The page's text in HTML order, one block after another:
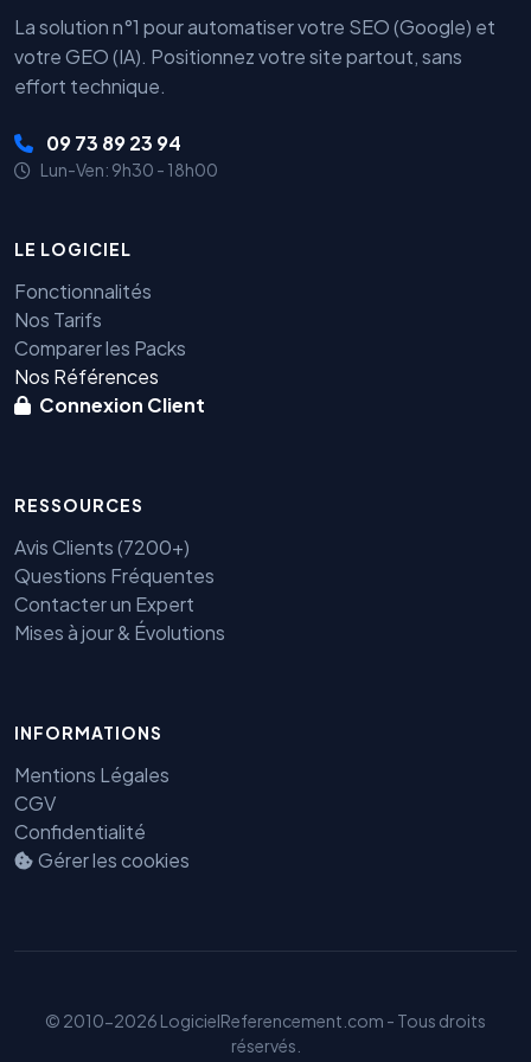
La solution n°1 pour automatiser votre SEO (Google) et
votre GEO (IA). Positionnez votre site partout, sans
effort technique.
09 73 89 23 94
Lun-Ven: 9h30 - 18h00
LE LOGICIEL
Fonctionnalités
Nos Tarifs
Comparer les Packs
Nos Références
Connexion Client
RESSOURCES
Avis Clients (7200+)
Questions Fréquentes
Contacter un Expert
Mises à jour & Évolutions
INFORMATIONS
Mentions Légales
CGV
Confidentialité
Gérer les cookies
© 2010-2026 LogicielReferencement.com - Tous droits
réservés.